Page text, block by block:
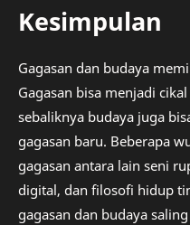
Kesimpulan
Gagasan dan budaya
Gagasan bisa menjadi
sebaliknya budaya juga
gagasan baru. Beberapa
gagasan antara lain seni
digital, dan filosofi hidup
gagasan dan budaya